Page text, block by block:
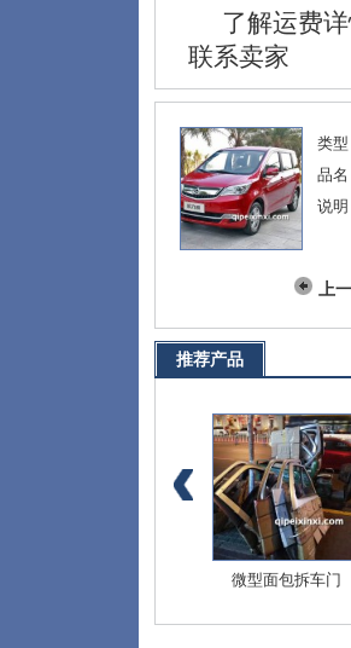
了解运费
联系卖家
类
品
说
上
推荐产品
微型面包拆车门